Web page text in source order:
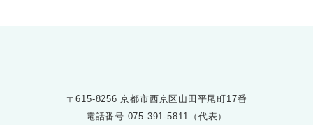
〒615-8256 京都市西京区山田平尾町17番
電話番号 075-391-5811（代表）